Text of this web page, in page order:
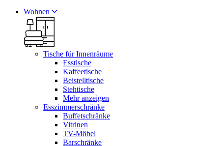
Wohnen
Tische für Innenräume
Esstische
Kaffeetische
Beistelltische
Stehtische
Mehr anzeigen
Esszimmerschränke
Buffetschränke
Vitrinen
TV-Möbel
Barschränke